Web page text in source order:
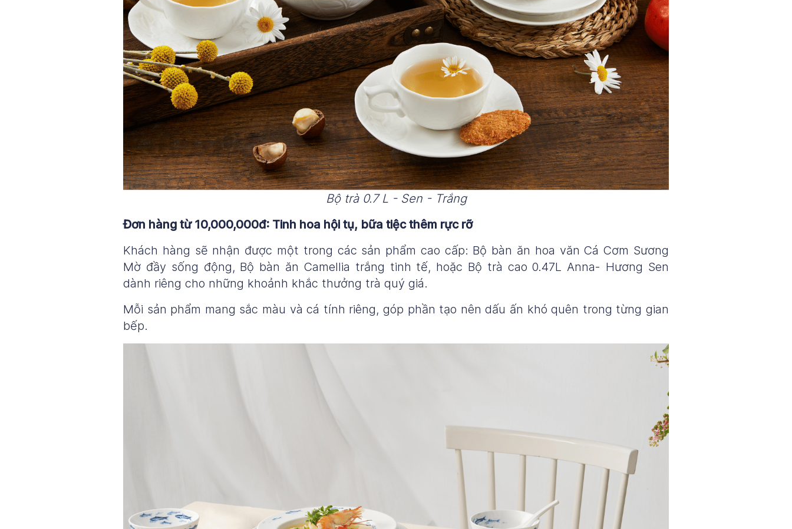
Bộ trà 0.7 L - Sen - Trắng
Đơn hàng từ 10,000,000đ: Tinh hoa hội tụ, bữa tiệc thêm rực rỡ
Khách hàng sẽ nhận được một trong các sản phẩm cao cấp: Bộ bàn ăn hoa văn Cá Cơm Sương
Mờ đầy sống động, Bộ bàn ăn Camellia trắng tinh tế, hoặc Bộ trà cao 0.47L Anna- Hương Sen
dành riêng cho những khoảnh khắc thưởng trà quý giá.
Mỗi sản phẩm mang sắc màu và cá tính riêng, góp phần tạo nên dấu ấn khó quên trong từng gian
bếp.